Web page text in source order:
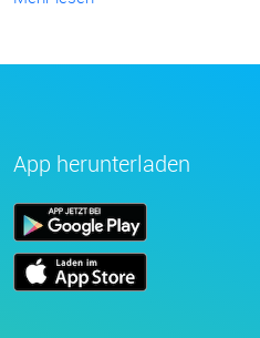
App herunterladen